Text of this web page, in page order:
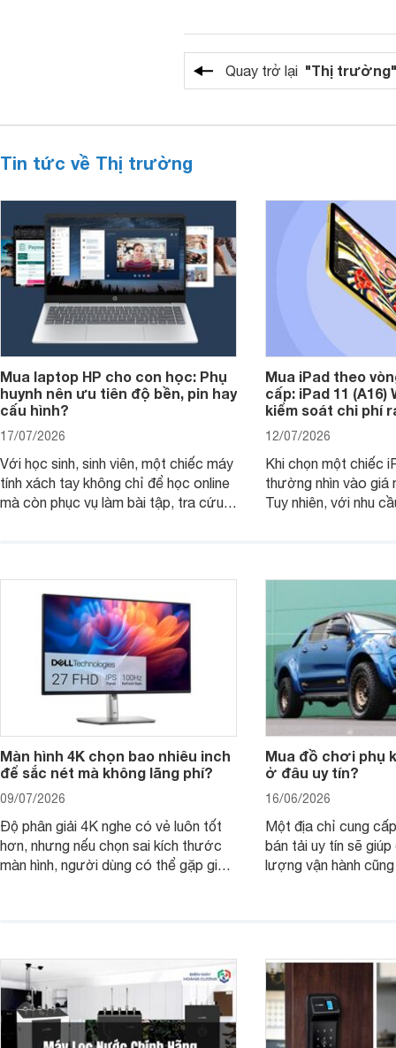
Quay trở lại "Thị trường"
Tin tức về Thị trường
Mua laptop HP cho con học: Phụ
huynh nên ưu tiên độ bền, pin hay
cấu hình?
17/07/2026
Với học sinh, sinh viên, một chiếc máy
tính xách tay không chỉ để học online
mà còn phục vụ làm bài tập, tra cứu,
thay vì chỉ so sánh cấu hình trên giấy.
Mua iPad theo
cấp: iPad 11 (A16)
kiểm soát chi phí
12/07/2026
Khi chọn một chiếc
thường nhìn vào
Tuy nhiên, với nhu
không, dùng được
Màn hình 4K chọn bao nhiêu inch
để sắc nét mà không lãng phí?
09/07/2026
Độ phân giải 4K nghe có vẻ luôn tốt
hơn, nhưng nếu chọn sai kích thước
màn hình, người dùng có thể gặp giao
Mua đồ chơi phụ
ở đâu uy tín?
16/06/2026
Một địa chỉ cung
bán tải uy tín sẽ
lượng vận hành